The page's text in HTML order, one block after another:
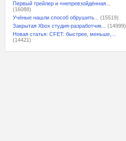
Первый трейлер и «непревзойдённая...
(16088)
Учёные нашли способ обрушить...
(15519)
Закрытая Xbox студия-разработчик...
(14999)
Новая статья: CFET: быстрее, меньше,...
(14421)